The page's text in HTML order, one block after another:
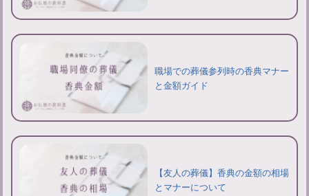
職場での葬儀参列時の香典マナー
と金額ガイド
【友人の葬儀】香典の金額の相場
とマナーについて